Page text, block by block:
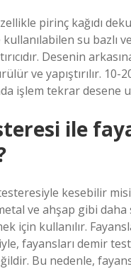
pirinç kağıdı
su bazlı
Desenin
ve yapıştırılır. 10-
işlem tekrar desene
ile
kesebilir
ve ahşap gibi daha
için kullanılır.
fayansları demir
Bu nedenle,